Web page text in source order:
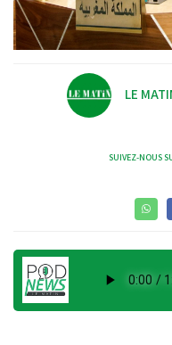
LE
SUIVEZ-NOUS